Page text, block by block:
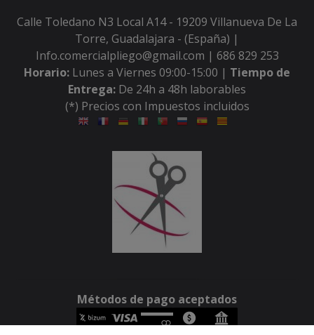
Calle Toledano N3 Local A14 - 19209 Villanueva De La
Torre, Guadalajara - (España) |
Info.comercialpliego@gmail.com | 686 829 253
Horario: Lunes a Viernes 09:00-15:00 | Tiempo de
Entrega: De 24h a 48h laborables
(*) Precios con Impuestos incluidos
Métodos de pago aceptados